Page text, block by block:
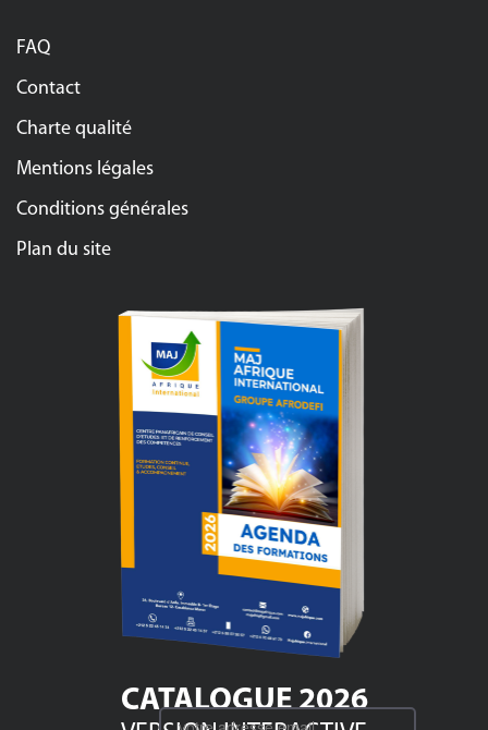
FAQ
Contact
Charte qualité
Mentions légales
Conditions générales
Plan du site
CATALOGUE 2026